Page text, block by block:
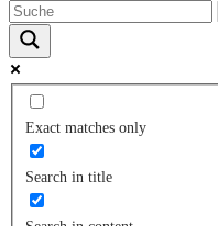
Exact matches only
Search in title